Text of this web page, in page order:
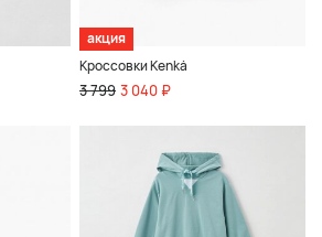
акция
Кроссовки Kenkä
3 799 3 040 ₽